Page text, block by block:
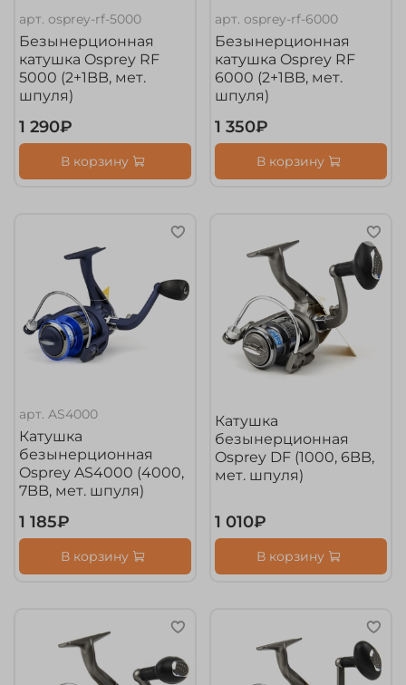
арт.osprey-rf-5000
Безынерционная
катушка Osprey RF
5000 (2+1BB, мет.
шпуля)
1 290₽
В корзину
арт.osprey-rf-6000
Безынерционная
катушка Osprey RF
6000 (2+1BB, мет.
шпуля)
1 350₽
В корзину
арт.AS4000
Катушка
безынерционная
Osprey AS4000 (4000,
7BB, мет. шпуля)
1 185₽
В корзину
Катушка
безынерционная
Osprey DF (1000, 6BB,
мет. шпуля)
1 010₽
В корзину